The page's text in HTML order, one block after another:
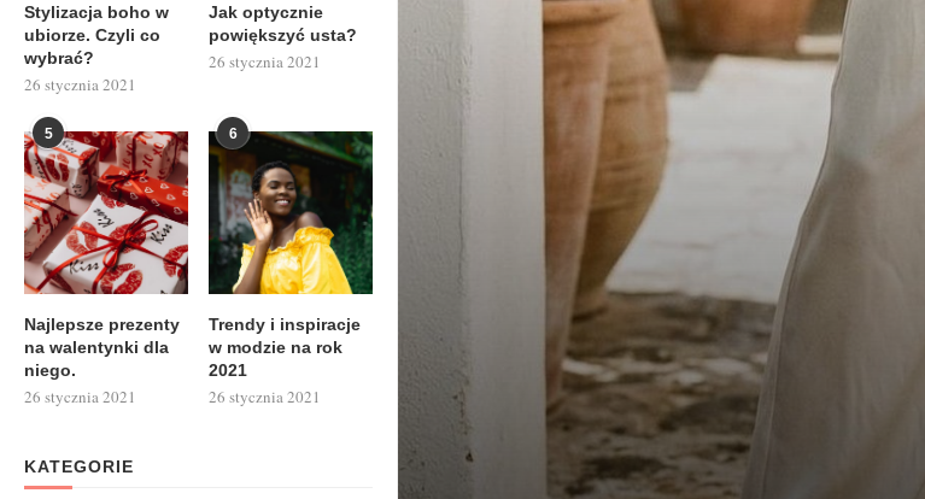
Stylizacja boho w
ubiorze. Czyli co
wybrać?
26 stycznia 2021
Jak optycznie
powiększyć usta?
26 stycznia 2021
5
Najlepsze prezenty
na walentynki dla
niego.
26 stycznia 2021
6
Trendy i inspiracje
w modzie na rok
2021
26 stycznia 2021
KATEGORIE